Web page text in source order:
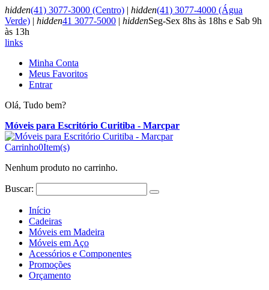
hidden(41) 3077-3000 (Centro) | hidden(41) 3077-4000 (Água
Verde) | hidden41 3077-5000 | hiddenSeg-Sex 8hs às 18hs e Sab 9h
às 13h
links
Minha Conta
Meus Favoritos
Entrar
Olá, Tudo bem?
Móveis para Escritório Curitiba - Marcpar
Carrinho0Item(s)
Nenhum produto no carrinho.
Buscar:
Início
Cadeiras
Móveis em Madeira
Móveis em Aço
Acessórios e Componentes
Promoções
Orçamento